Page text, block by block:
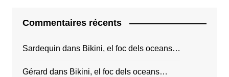
Commentaires récents
Sardequin dans Bikini, el foc dels oceans…
Gérard dans Bikini, el foc dels oceans…